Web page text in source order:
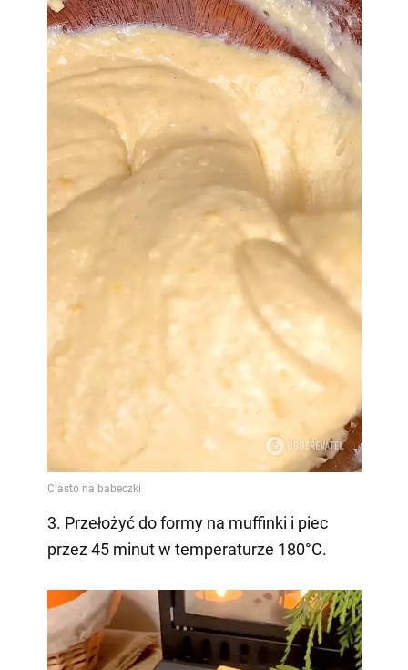
3. Przełożyć do formy na muffinki i piec
przez 45 minut w temperaturze 180°C.